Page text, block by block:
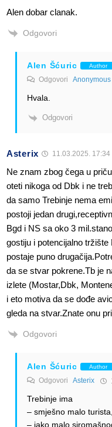
Alen dobar clanak.
Odgovori
Alen Šćuric Author
Odgovori Anonymous
Hvala.
Odgovori
Asterix 11.03.2025. 17:34
Ne znam zbog čega u
oteti nikoga od Dbk i ne
da samo Trebinje nema
postoji jedan
Bgd i NS sa oko 3
gostiju i potencijalno
postaje puno
da se stvar pokrene.Tb je
izlete (Mostar,Dbk,
i eto motiva da se dođe
gleda na stvar.Znate onu
Odgovori
Alen Šćuric Author
Odgovori Asterix
Trebinje ima
– smješno malo
– jako malo